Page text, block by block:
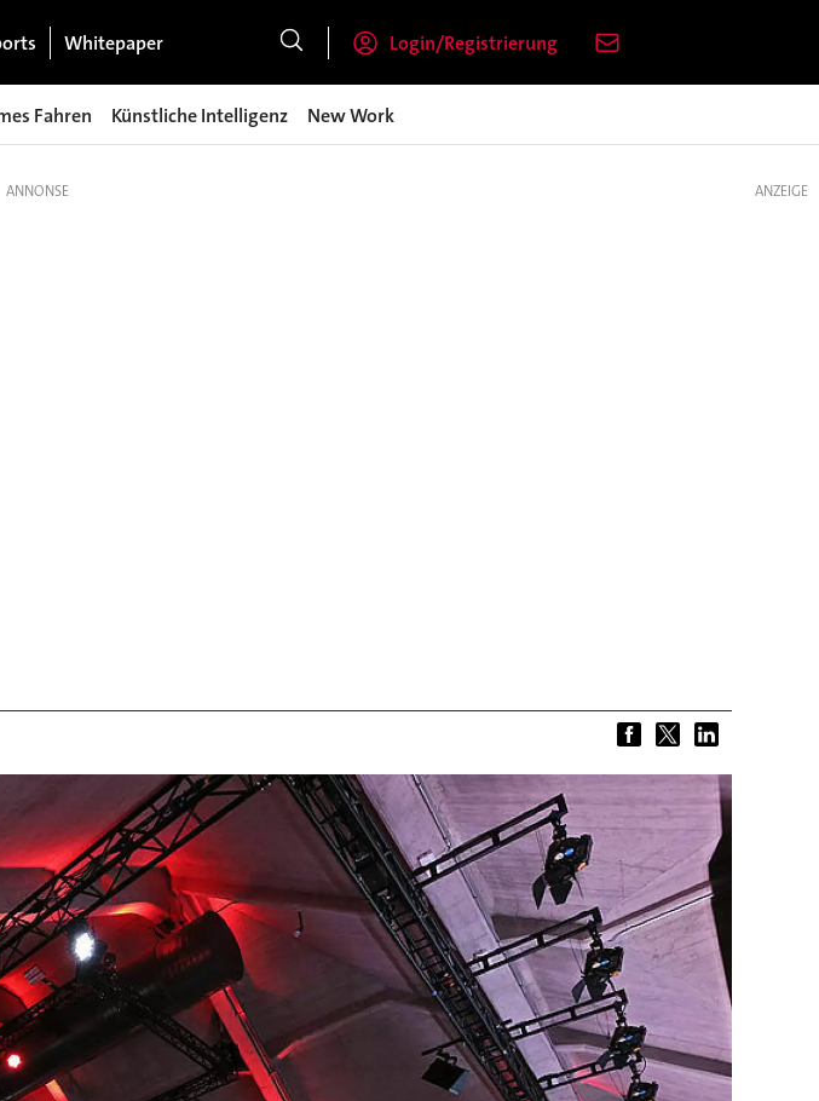
Whitepaper Login/Registrierung
Fahren Künstliche Intelligenz New Work
ANZEIGE